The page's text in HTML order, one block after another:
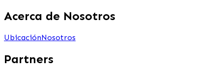
Acerca de Nosotros
UbicaciónNosotros
Partners